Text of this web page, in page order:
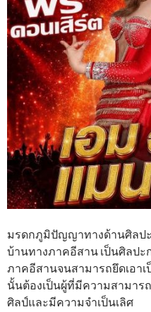
มรดกภูมิปัญญาทางด้านศิลป
บ้านทางภาคอีสาน เป็นศิลปะ
ภาคอีสานจนสามารถยึดเอา
นั้นต้องเป็นผู้ที่มีความสามา
ศิลป์และมีความจำเป็นเลิศ